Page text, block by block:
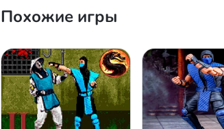
Похожие игры